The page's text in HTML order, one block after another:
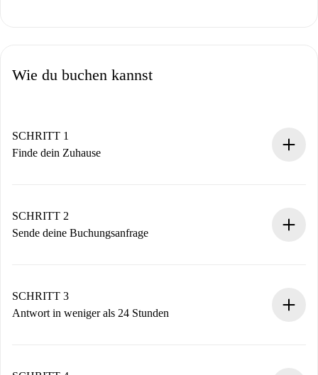
Wie du buchen kannst
SCHRITT 1
Finde dein Zuhause
Du erhältst alle notwendigen Informationen im Voraus.
SCHRITT 2
Sende deine Buchungsanfrage
Denk daran, dass wir dich erst belasten, wenn der
Vermieter zustimmt.
SCHRITT 3
Antwort in weniger als 24 Stunden